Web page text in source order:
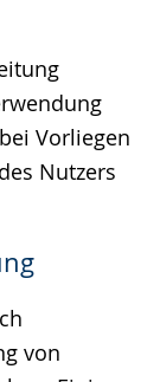
Vorliegen
Nutzers
von